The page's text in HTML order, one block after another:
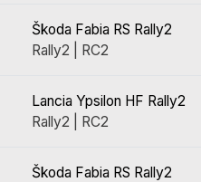
Škoda Fabia RS Rally2
Rally2 | RC2
Lancia Ypsilon HF Rally2
Rally2 | RC2
Škoda Fabia RS Rally2